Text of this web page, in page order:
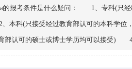
报考条件是什么疑问： 1、专科(只经
科(只接受经过教育部认可的本科学位
认可的硕士或博士学历均可以接受) 4